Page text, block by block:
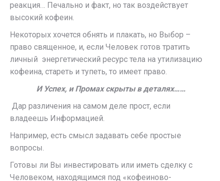
реакция… Печально и факт, но так воздействует
высокий кофеин.
Некоторых хочется обнять и плакать, но Выбор –
право священное, и, если Человек готов тратить
личный энергетический ресурс тела на утилизацию
кофеина, стареть и тупеть, то имеет право.
И Успех, и Промах скрыты в деталях……
Дар различения на самом деле прост, если
владеешь Информацией.
Например, есть смысл задавать себе простые
вопросы.
Готовы ли Вы инвестировать или иметь сделку с
Человеком, находящимся под «кофеиново-